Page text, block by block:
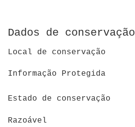
Dados de conservação
Local de conservação
Informação Protegida
Estado de conservação
Razoável